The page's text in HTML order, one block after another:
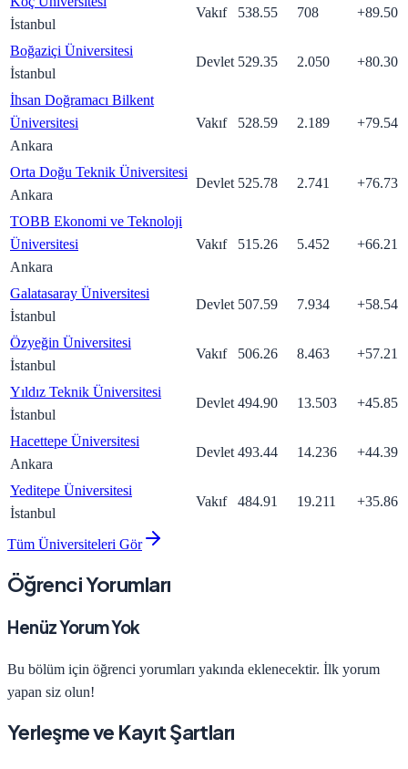
İstanbul
Vakıf 538.55 708 +89.50
Boğaziçi Üniversitesi
İstanbul
Devlet 529.35 2.050 +80.30
İhsan Doğramacı Bilkent
Üniversitesi
Ankara
Vakıf 528.59 2.189 +79.54
Orta Doğu Teknik Üniversitesi
Ankara
Devlet 525.78 2.741 +76.73
TOBB Ekonomi ve Teknoloji
Üniversitesi
Ankara
Vakıf 515.26 5.452 +66.21
Galatasaray Üniversitesi
İstanbul
Devlet 507.59 7.934 +58.54
Özyeğin Üniversitesi
İstanbul
Vakıf 506.26 8.463 +57.21
Yıldız Teknik Üniversitesi
İstanbul
Devlet 494.90 13.503 +45.85
Hacettepe Üniversitesi
Ankara
Devlet 493.44 14.236 +44.39
Yeditepe Üniversitesi
İstanbul
Vakıf 484.91 19.211 +35.86
Tüm Üniversiteleri Gör
Öğrenci Yorumları
Henüz Yorum Yok
Bu bölüm için öğrenci yorumları yakında eklenecektir. İlk yorum
yapan siz olun!
Yerleşme ve Kayıt Şartları